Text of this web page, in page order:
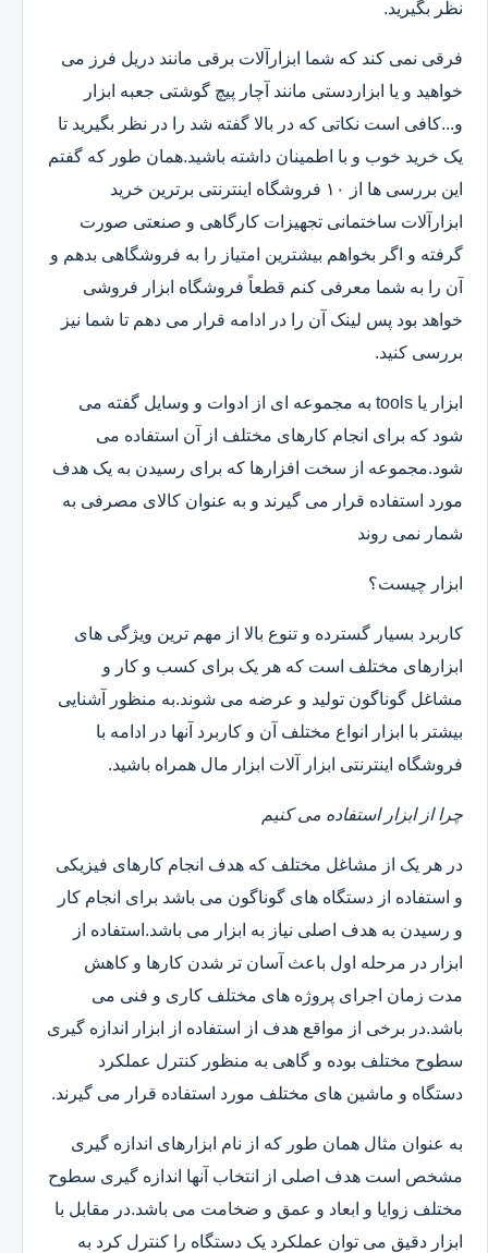
نظر بگیرید.
فرقی نمی کند که شما ابزارآلات برقی مانند دریل فرز می
خواهید و یا ابزاردستی مانند آچار پیچ گوشتی جعبه ابزار
و...کافی است نکاتی که در بالا گفته شد را در نظر بگیرید تا
یک خرید خوب و با اطمینان داشته باشید.همان طور که گفتم
این بررسی ها از ۱۰ فروشگاه اینترنتی برترین خرید
ابزارآلات ساختمانی تجهیزات کارگاهی و صنعتی صورت
گرفته و اگر بخواهم بیشترین امتیاز را به فروشگاهی بدهم و
آن را به شما معرفی کنم قطعاً فروشگاه ابزار فروشی
خواهد بود پس لینک آن را در ادامه قرار می دهم تا شما نیز
بررسی کنید.
ابزار یا tools به مجموعه ای از ادوات و وسایل گفته می
شود که برای انجام کارهای مختلف از آن استفاده می
شود.مجموعه از سخت افزارها که برای رسیدن به یک هدف
مورد استفاده قرار می گیرند و به عنوان کالای مصرفی به
شمار نمی روند
ابزار چیست؟
کاربرد بسیار گسترده و تنوع بالا از مهم ترین ویژگی های
ابزارهای مختلف است که هر یک برای کسب و کار و
مشاغل گوناگون تولید و عرضه می شوند.به منظور آشنایی
بیشتر با ابزار انواع مختلف آن و کاربرد آنها در ادامه با
فروشگاه اینترنتی ابزار آلات ابزار مال همراه باشید.
چرا از ابزار استفاده می کنیم
در هر یک از مشاغل مختلف که هدف انجام کارهای فیزیکی
و استفاده از دستگاه های گوناگون می باشد برای انجام کار
و رسیدن به هدف اصلی نیاز به ابزار می باشد.استفاده از
ابزار در مرحله اول باعث آسان تر شدن کارها و کاهش
مدت زمان اجرای پروژه های مختلف کاری و فنی می
باشد.در برخی از مواقع هدف از استفاده از ابزار اندازه گیری
سطوح مختلف بوده و گاهی به منظور کنترل عملکرد
دستگاه و ماشین های مختلف مورد استفاده قرار می گیرند.
به عنوان مثال همان طور که از نام ابزارهای اندازه گیری
مشخص است هدف اصلی از انتخاب آنها اندازه گیری سطوح
مختلف زوایا و ابعاد و عمق و ضخامت می باشد.در مقابل با
ابزار دقیق می توان عملکرد یک دستگاه را کنترل کرد به